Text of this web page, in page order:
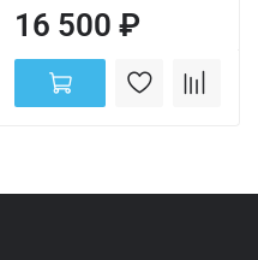
16 500 ₽